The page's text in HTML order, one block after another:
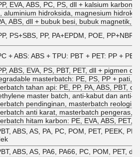
EVA, ABS, PC, PS, dll + kalsium
aluminium hidroksida, magnesium
ABS, dll + bubuk besi, bubuk magnetik,
PS+SBS, PP, PA+EPDM, POE,
+ ABS: ABS + TPU: PBT + PET: PP + PE,
ABS, EVA, PS, PBT, PET, dll + pigmen
masterbatch: PE, PS, PP + pati,
tahan api: PE, PP, PA, ABS, PBT,
master batch, anti-kabut dan anti-
pendinginan, masterbatch reologi
anti karat, masterbatch pengeras,
hitam karbon: PE, EVA, ABS, PET,
ABS, AS, PA, PC, POM, PET, PEEK,
ABS, AS, PA6, PA66, PC, POM, PET,